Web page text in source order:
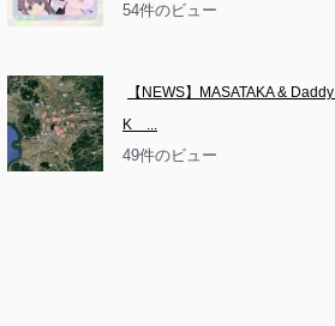
54件のビュー
【NEWS】MASATAKA & Daddy
K　...
49件のビュー